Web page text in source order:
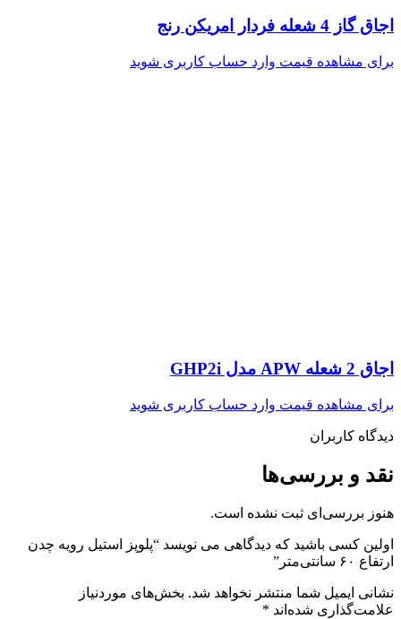
اجاق گاز 4 شعله فردار امریکن رنج
برای مشاهده قیمت وارد حساب کاربری شوید
اجاق 2 شعله APW مدل GHP2i
برای مشاهده قیمت وارد حساب کاربری شوید
دیدگاه کاربران
نقد و بررسی‌ها
هنوز بررسی‌ای ثبت نشده است.
اولین کسی باشید که دیدگاهی می نویسد “پلوپز استیل رویه چدن
ارتفاع ۶۰ سانتی‌متر”
نشانی ایمیل شما منتشر نخواهد شد. بخش‌های موردنیاز
علامت‌گذاری شده‌اند *